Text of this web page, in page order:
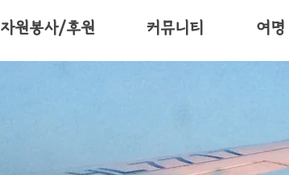
자원봉사/후원 커뮤니티 여